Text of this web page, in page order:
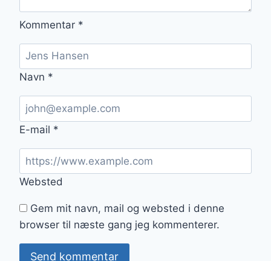
Kommentar *
Navn *
E-mail *
Websted
Gem mit navn, mail og websted i denne
browser til næste gang jeg kommenterer.